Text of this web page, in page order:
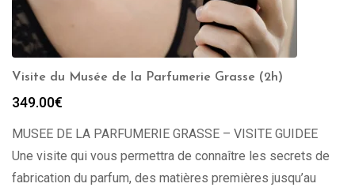
Visite du Musée de la Parfumerie Grasse (2h)
349.00€
MUSEE DE LA PARFUMERIE GRASSE – VISITE GUIDEE
Une visite qui vous permettra de connaître les secrets de
fabrication du parfum, des matières premières jusqu’au